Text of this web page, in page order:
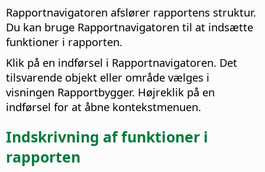
Rapportnavigatoren afslører rapportens struktur.
Du kan bruge Rapportnavigatoren til at indsætte
funktioner i rapporten.
Klik på en indførsel i Rapportnavigatoren. Det
tilsvarende objekt eller område vælges i
visningen Rapportbygger. Højreklik på en
indførsel for at åbne kontekstmenuen.
Indskrivning af funktioner i
rapporten